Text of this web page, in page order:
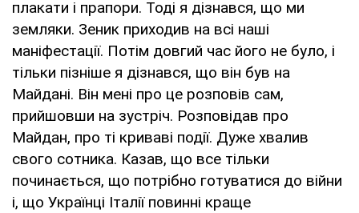
плакати і прапори. Тоді я дізнався, що ми
земляки. Зеник приходив на всі наші
маніфестації. Потім довгий час його не було, і
тільки пізніше я дізнався, що він був на
Майдані. Він мені про це розповів сам,
прийшовши на зустріч. Розповідав про
Майдан, про ті криваві події. Дуже хвалив
свого сотника. Казав, що все тільки
починається, що потрібно готуватися до війни
і, що Українці Італії повинні краще